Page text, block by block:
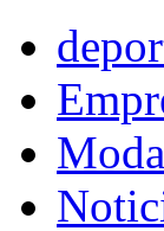
Moda